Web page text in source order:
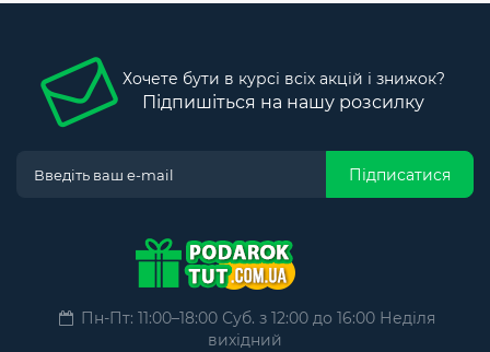
Хочете бути в курсі всіх акцій і знижок?
Підпишіться на нашу розсилку
Підписатися
Пн-Пт: 11:00–18:00 Суб. з 12:00 до 16:00 Неділя
вихідний